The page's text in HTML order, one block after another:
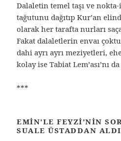
Dalaletin temel taşı ve
tağutunu dağıtıp Kur’an
olarak her tarafta nurları
Fakat dalaletlerin envaı
dahi ayrı ayrı meziyetleri,
kolay ise Tabiat Lem’ası’nı
***
EMIN’LE FEYZI’NIN
SUALE ÜSTADDAN